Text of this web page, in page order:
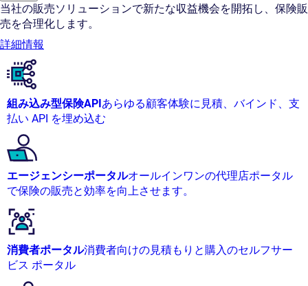
当社の販売ソリューションで新たな収益機会を開拓し、保険販
売を合理化します。
詳細情報
組み込み型保険APIあらゆる顧客体験に見積、バインド、支
払い API を埋め込む
エージェンシーポータルオールインワンの代理店ポータル
で保険の販売と効率を向上させます。
消費者ポータル消費者向けの見積もりと購入のセルフサー
ビス ポータル